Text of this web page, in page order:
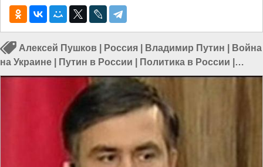
Алексей Пушков Россия Владимир Путин
Война
на Украине
Путин в России Политика в России
Власть в РФ